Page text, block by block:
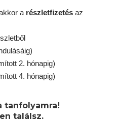
a részletfizetés az
2. hónapig)
4. hónapig)
tanfolyamra!
találsz.